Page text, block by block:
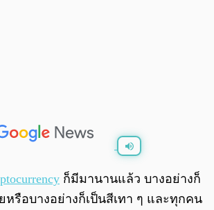
0:00
ก็มีมานานแล้ว บางอย่างก็
หรือบางอย่างก็เป็นสีเทา ๆ และทุกคน